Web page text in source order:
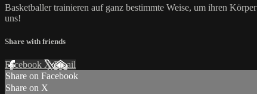
Basketballer trainieren auf ganz bestimmte Weise, um ihren
uns!
Share with friends
Facebook XEmail
Share on Facebook
Share on X